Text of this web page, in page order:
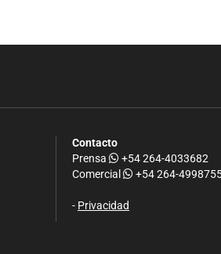
Contacto
Prensa
+54 264-4033682
Comercial
+54 264-
- Privacidad